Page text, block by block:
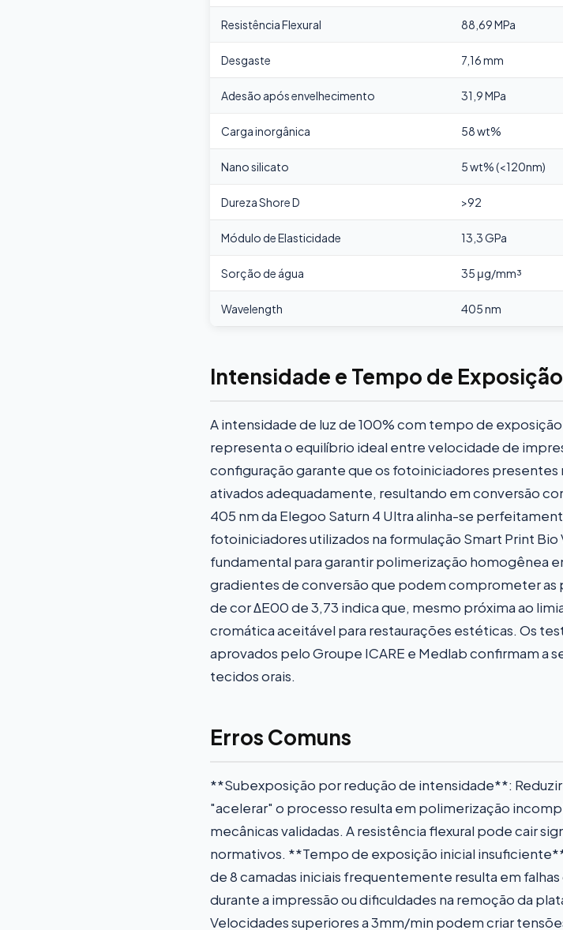
Resistência Flexural 88,69 MPa
Desgaste 7,16 mm
Adesão após envelhecimento 31,9 MPa
Carga inorgânica 58 wt%
Nano silicato 5 wt% (<120nm)
Dureza Shore D >92
Módulo de Elasticidade 13,3 GPa
Sorção de água 35 μg/mm³
Wavelength 405 nm
Intensidade e Tempo de Exposição
A intensidade de luz de 100% com tempo de
representa o equilíbrio ideal entre velocidade de
configuração garante que os fotoiniciadores presentes
ativados adequadamente, resultando em conversão
405 nm da Elegoo Saturn 4 Ultra alinha-se
fotoiniciadores utilizados na formulação Smart Print
fundamental para garantir polimerização homogênea
gradientes de conversão que podem comprometer as
de cor ΔE00 de 3,73 indica que, mesmo próxima ao
cromática aceitável para restaurações estéticas. Os
aprovados pelo Groupe ICARE e Medlab confirmam a
tecidos orais.
Erros Comuns
**Subexposição por redução de intensidade**:
"acelerar" o processo resulta em polimerização
mecânicas validadas. A resistência flexural pode cair
normativos. **Tempo de exposição inicial
de 8 camadas iniciais frequentemente resulta em
durante a impressão ou dificuldades na remoção da
Velocidades superiores a 3mm/min podem criar